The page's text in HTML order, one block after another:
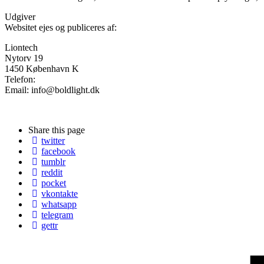
Udgiver
Websitet ejes og publiceres af:
Liontech
Nytorv 19
1450 København K
Telefon:
Email: info@boldlight.dk
Share this page
twitter
facebook
tumblr
reddit
pocket
vkontakte
whatsapp
telegram
gettr